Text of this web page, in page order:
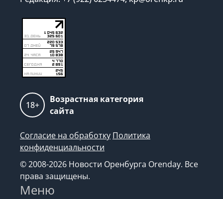
18+
Возрастная категория
сайта
Согласие на обработку Политика
конфиденциальности
© 2008-2026 Новости Оренбурга Orenday. Все
права защищены.
Меню